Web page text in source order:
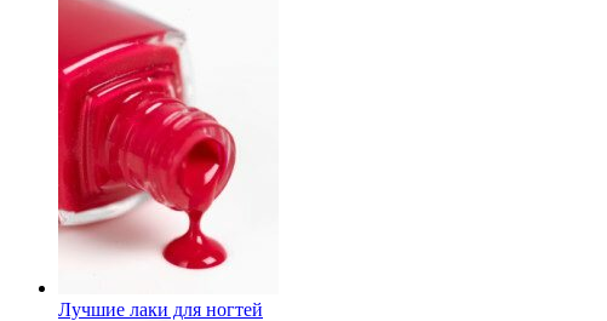
Лучшие лаки для ногтей